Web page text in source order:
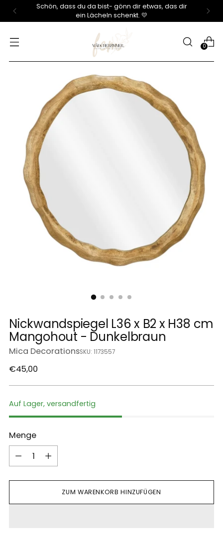
Schön, dass du da bist- gönn dir etwas, das dir
ein Lächeln schenkt. 💛
0
Nickwandspiegel L36 x B2 x H38 cm
Mangohout - Dunkelbraun
Mica DecorationsSKU: 1173557
Regulärer
€45,00
Auf Lager, versandfertig
Menge
Menge
ZUM WARENKORB HINZUFÜGEN